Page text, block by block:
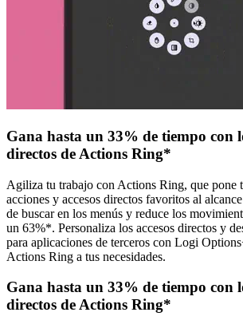
Gana hasta un 33% de tiempo con
directos de Actions Ring*
Agiliza tu trabajo con Actions Ring, que pone
acciones y accesos directos favoritos al
de buscar en los menús y reduce los
un 63%*. Personaliza los accesos directos y
para aplicaciones de terceros con Logi
Actions Ring a tus necesidades.
Gana hasta un 33% de tiempo con
directos de Actions Ring*